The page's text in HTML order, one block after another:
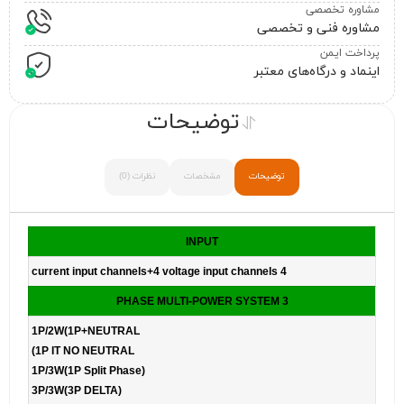
مشاوره تخصصی
مشاوره فنی و تخصصی
پرداخت ایمن
اینماد و درگاه‌های معتبر
توضیحات مشخصات نظرات (0)
توضیحات
INPUT
4 current input channels+4 voltage input channels
3 PHASE MULTI-POWER SYSTEM
1P/2W(1P+NEUTRAL
1P IT NO NEUTRAL)
1P/3W(1P Split Phase)
3P/3W(3P DELTA)